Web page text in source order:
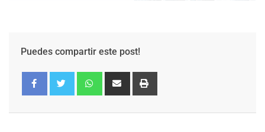
Puedes compartir este post!